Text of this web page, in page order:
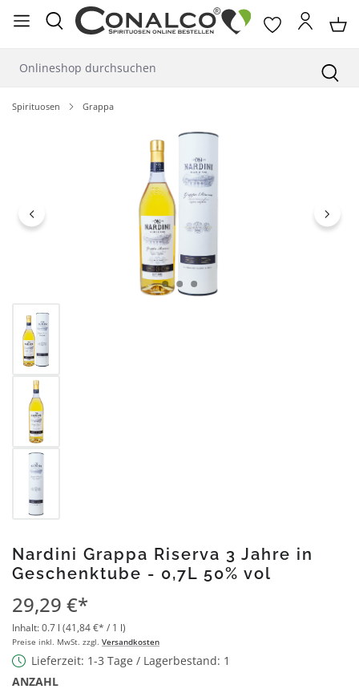
springen
Spirituosen Grappa
Nardini Grappa Riserva 3 Jahre in
Geschenktube - 0,7L 50% vol
29,29 €*
Inhalt:0.7 l (41,84 €* / 1 l)
Preise inkl. MwSt. zzgl. Versandkosten
Lieferzeit: 1-3 Tage / Lagerbestand: 1
ANZAHL